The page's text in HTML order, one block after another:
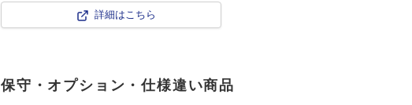
保守・オプション・仕様違い商品
詳細はこちら